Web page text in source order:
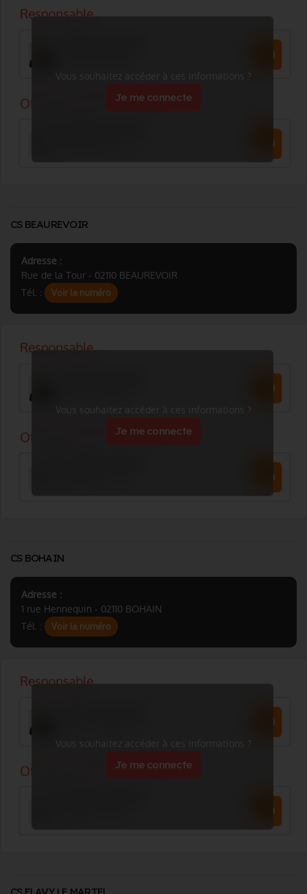
Vous souhaitez accéder à ces informations ?
Je me connecte
CS BEAUREVOIR
Adresse :
Rue de la Tour - 02110 BEAUREVOIR
Tél. :
Voir le numéro
Vous souhaitez accéder à ces informations ?
Je me connecte
CS BOHAIN
Adresse :
1 rue Hennequin - 02110 BOHAIN
Tél. :
Voir le numéro
Vous souhaitez accéder à ces informations ?
Je me connecte